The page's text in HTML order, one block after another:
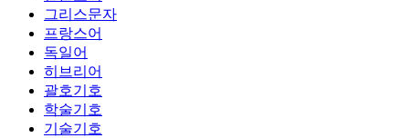
그리스문자
프랑스어
독일어
히브리어
괄호기호
학술기호
기술기호